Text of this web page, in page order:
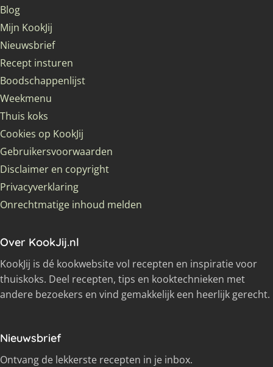
Blog
Mijn KookJij
Nieuwsbrief
Recept insturen
Boodschappenlijst
Weekmenu
Thuis koks
Cookies op KookJij
Gebruikersvoorwaarden
Disclaimer en copyright
Privacyverklaring
Onrechtmatige inhoud melden
Over KookJij.nl
KookJij is dé kookwebsite vol recepten en inspiratie voor
thuiskoks. Deel recepten, tips en kooktechnieken met
andere bezoekers en vind gemakkelijk een heerlijk gerecht.
Nieuwsbrief
Ontvang de lekkerste recepten in je inbox.